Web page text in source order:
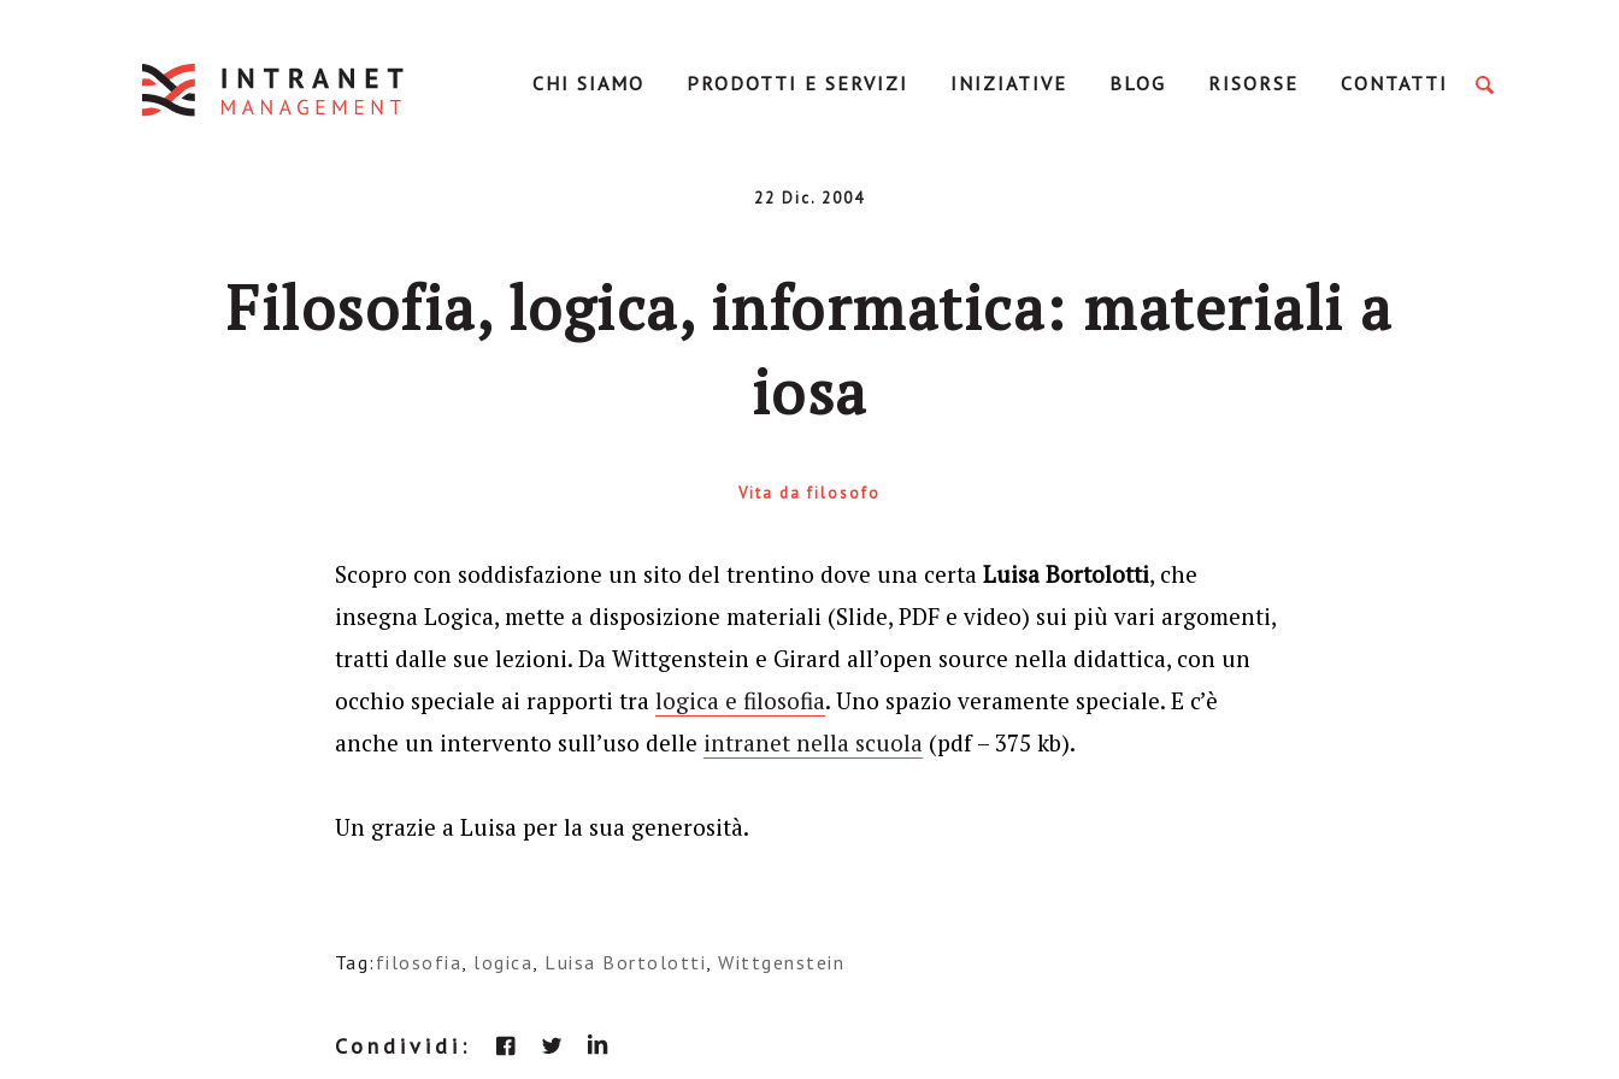
CHI SIAMO PRODOTTI E SERVIZI INIZIATIVE BLOG RISORSE CONTATTI
22 Dic. 2004
Filosofia, logica, informatica: materiali a
iosa
Vita da filosofo
Scopro con soddisfazione un sito del trentino dove una certa Luisa Bortolotti, che
insegna Logica, mette a disposizione materiali (Slide, PDF e video) sui più vari argomenti,
tratti dalle sue lezioni. Da Wittgenstein e Girard all’open source nella didattica, con un
occhio speciale ai rapporti tra logica e filosofia. Uno spazio veramente speciale. E c’è
anche un intervento sull’uso delle intranet nella scuola(pdf – 375 kb).
Un grazie a Luisa per la sua generosità.
Tag: filosofia, logica, Luisa Bortolotti,Wittgenstein
Condividi: